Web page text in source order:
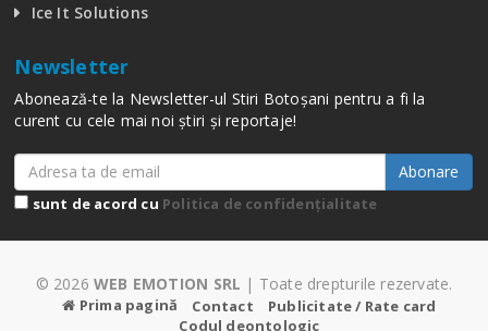
Ice It Solutions
Newsletter
Abonează-te la Newsletter-ul Stiri Botoșani pentru a fi la
curent cu cele mai noi știri și reportaje!
Abonare
sunt de acord cu Politica de confidențialitate
© 2026 WEB EMOTION SRL | Toate drepturile rezervate.
Prima pagină Contact
Publicitate / Rate card
Codul deontologic